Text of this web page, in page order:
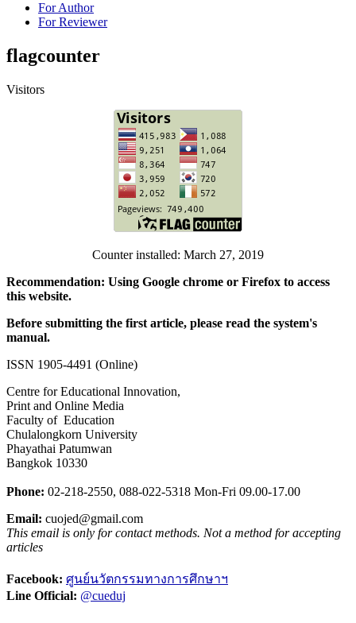
For Author
For Reviewer
flagcounter
Visitors
Counter installed: March 27, 2019
Recommendation: Using Google chrome or Firefox to access
this website.
Before submitting the first article, please read the system's
manual.
ISSN 1905-4491 (Online)
Centre for Educational Innovation,
Print and Online Media
Faculty of Education
Chulalongkorn University
Phayathai Patumwan
Bangkok 10330
Phone: 02-218-2550, 088-022-5318 Mon-Fri 09.00-17.00
Email: cuojed@gmail.com
This email is only for contact methods. Not a method for accepting
articles
Facebook: ศูนย์นวัตกรรมทางการศึกษาฯ
Line Official: @cueduj